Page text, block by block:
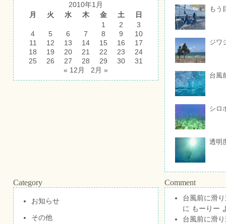
2010年1月
月
火 水 木 金 土
日
1
2
3
4
5 6 7 8 9
10
11
12 13 14 15 16
17
18
19 20 21 22 23
24
25
26 27 28 29 30
31
« 12月
2月 »
もう
ジワ
台風
シロ
透明
Category
お知らせ
その他
Comment
台風前に滑
に もーりー
台風前に滑